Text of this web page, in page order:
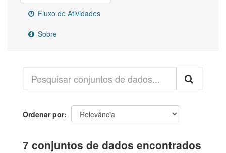
Fluxo de Atividades
Sobre
Ordenar por
7 conjuntos de dados encontrados